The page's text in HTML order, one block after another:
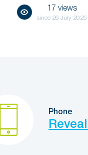
17 views
since 26 July 2025
Phone